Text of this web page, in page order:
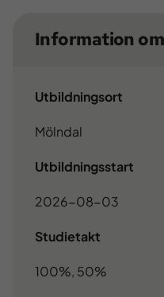
Information
Utbildningsort
Mölndal
Utbildningsstart
2026-08-03
Studietakt
100%, 50%